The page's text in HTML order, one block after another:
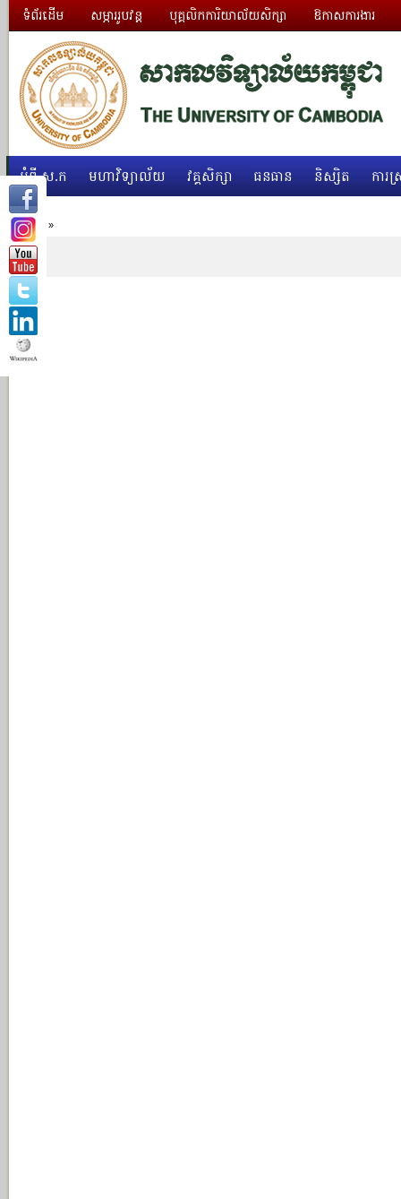
ទំព័រដើម សម្ភាររូបវន្ត បុគ្គលិកការិយាល័យសិក្សា ឱកាសការងារ
អំពី ស.ក មហាវិទ្យាល័យ វគ្គសិក្សា ធនធាន និស្សិត ការស្
Home »